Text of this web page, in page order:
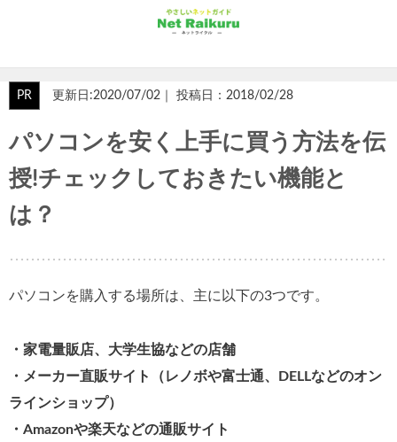
PR 更新日:2020/07/02｜ 投稿日：2018/02/28
パソコンを安く上手に買う方法を伝
授!チェックしておきたい機能と
は？
パソコンを購入する場所は、主に以下の3つです。
・家電量販店、大学生協などの店舗
・メーカー直販サイト（レノボや富士通、DELLなどのオン
ラインショップ）
・Amazonや楽天などの通販サイト